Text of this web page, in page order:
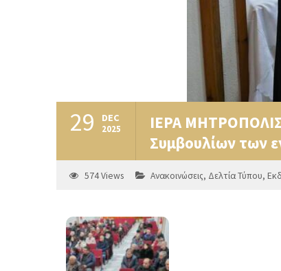
29 DEC
2025
ΙΕΡΑ
Συμβουλίων των
574Views Ανακοινώσεις, Δελτία Τύπου,